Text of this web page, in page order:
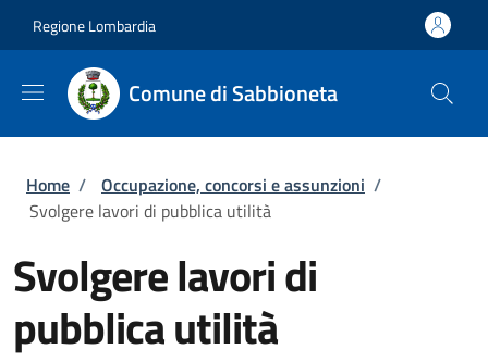
Regione Lombardia
Comune di Sabbioneta
Briciole di pane
Home / Occupazione, concorsi e assunzioni /
Svolgere lavori di pubblica utilità
Svolgere lavori di
pubblica utilità